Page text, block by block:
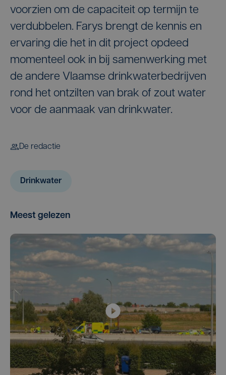
voorzien om de capaciteit op termijn te
verdubbelen. Farys brengt de kennis en
ervaring die het in dit project opdeed
momenteel ook in bij samenwerking met
de andere Vlaamse drinkwaterbedrijven
rond het ontzilten van brak of zout water
voor de aanmaak van drinkwater.
De redactie
Drinkwater
Meest gelezen